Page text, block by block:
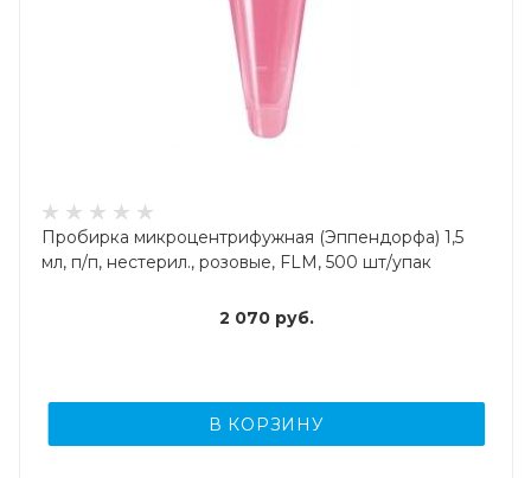
Пробирка микроцентрифужная (Эппендорфа) 1,5
мл, п/п, нестерил., розовые, FLM, 500 шт/упак
2 070руб.
В КОРЗИНУ